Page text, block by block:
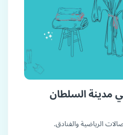
مدينة السلطان
الرياضية والفنادق.